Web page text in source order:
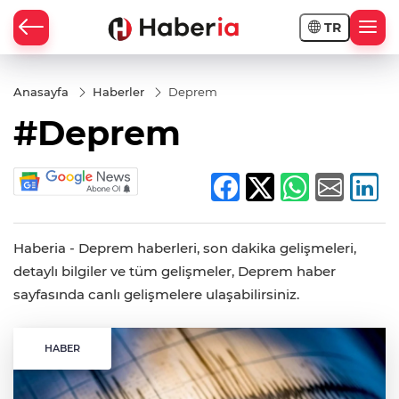
TR
Anasayfa Haberler Deprem
#Deprem
Haberia - Deprem haberleri, son dakika gelişmeleri,
detaylı bilgiler ve tüm gelişmeler, Deprem haber
sayfasında canlı gelişmelere ulaşabilirsiniz.
HABER